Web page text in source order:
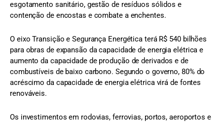
esgotamento sanitário, gestão de resíduos sólidos e
contenção de encostas e combate a enchentes.
O eixo Transição e Segurança Energética terá R$ 540 bilhões
para obras de expansão da capacidade de energia elétrica e
aumento da capacidade de produção de derivados e de
combustíveis de baixo carbono. Segundo o governo, 80% do
acréscimo da capacidade de energia elétrica virá de fontes
renováveis.
Os investimentos em rodovias, ferrovias, portos, aeroportos e